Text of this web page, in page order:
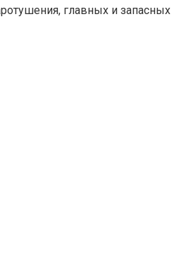
главных и